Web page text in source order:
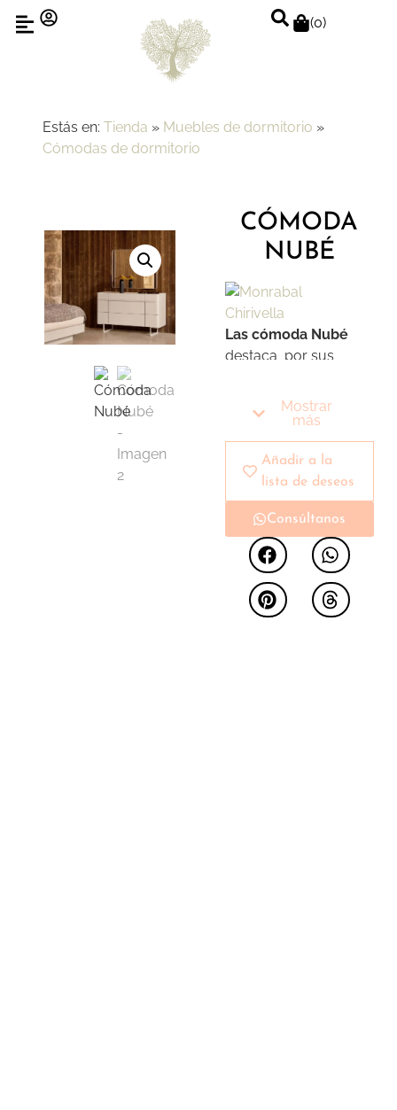
(0)
Estás en: Tienda » Muebles de dormitorio »
Cómodas de dormitorio
CÓMODA
NUBÉ
Las cómoda Nubé
destaca por sus
equilibradas y su
diseño refinado.
Ofrecen una solución
de almacenaje
práctica sin renunciar
a la estética,
integrándose con
naturalidad en el
conjunto del
dormitorio.
Mostrar
más
Añadir a la
lista de deseos
Consúltanos